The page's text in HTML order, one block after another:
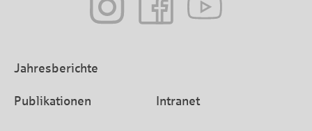
Jahresberichte
Publikationen Intranet